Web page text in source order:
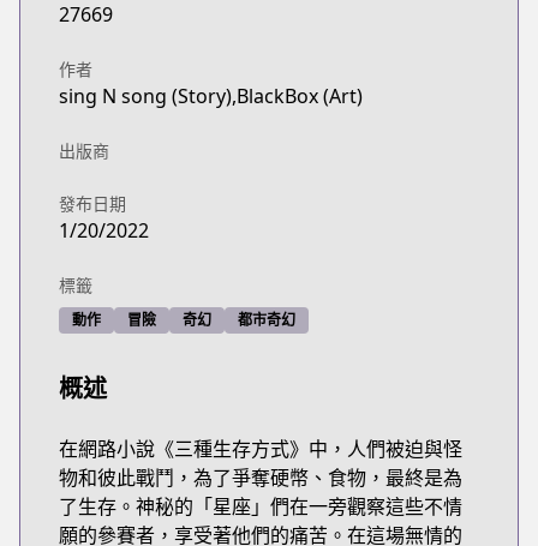
27669
作者
sing N song (Story),BlackBox (Art)
出版商
發布日期
1/20/2022
標籤
動作 冒險 奇幻 都市奇幻
概述
在網路小說《三種生存方式》中，人們被迫與怪
物和彼此戰鬥，為了爭奪硬幣、食物，最終是為
了生存。神秘的「星座」們在一旁觀察這些不情
願的參賽者，享受著他們的痛苦。在這場無情的